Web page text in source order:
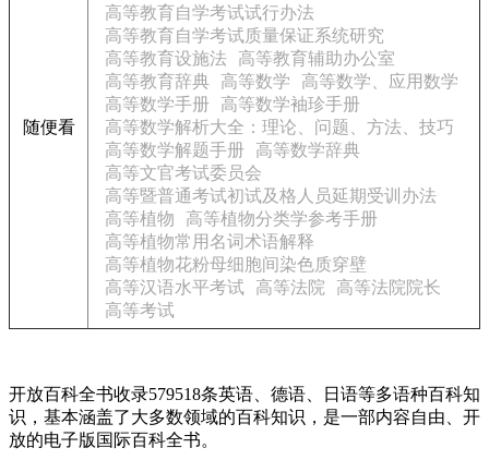
随便看
高等教育自学考试试行办法
高等教育自学考试质量保证系统研究
高等教育设施法
高等教育辅助办公室
高等教育辞典
高等数学
高等数学、应用数学
高等数学手册
高等数学袖珍手册
高等数学解析大全：理论、问题、方法、技巧
高等数学解题手册
高等数学辞典
高等文官考试委员会
高等暨普通考试初试及格人员延期受训办法
高等植物
高等植物分类学参考手册
高等植物常用名词术语解释
高等植物花粉母细胞间染色质穿壁
高等汉语水平考试
高等法院
高等法院院长
高等考试
开放百科全书收录579518条英语、德语、日语等多语种百科知
识，基本涵盖了大多数领域的百科知识，是一部内容自由、开
放的电子版国际百科全书。